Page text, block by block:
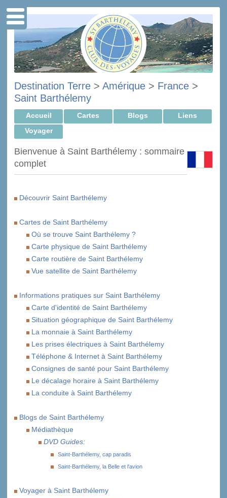
Destination Terre > Amérique > France >
Saint Barthélemy
Accueil Cartes Blogs
Liens
Voyager
Bienvenue à Saint Barthélemy : sommaire
complet
Découvrir Saint Barthélemy
Cartes de Saint Barthélemy
Où se trouve Saint Barthélemy ?
Carte physique de Saint Barthélemy
Carte routière de Saint Barthélemy
Vue satellite de Saint Barthélemy
Informations pratiques sur Saint Barthélemy
Carte d'identité de Saint Barthélemy
Situation géographique de Saint Barthélemy
La monnaie à Saint Barthélemy
Les prises électriques à Saint Barthélemy
Téléphone & Internet à Saint Barthélemy
Consignes de santé pour Saint Barthélemy
Le décalage horaire à Saint Barthélemy
La conduite à Saint Barthélemy
Blogs de Saint Barthélemy
Médiathèque
DVD Guides:
Saint-Barthélemy, cap paradis
Saint-Barthélemy, la Belle et l'avion
Voyager à Saint Barthélemy